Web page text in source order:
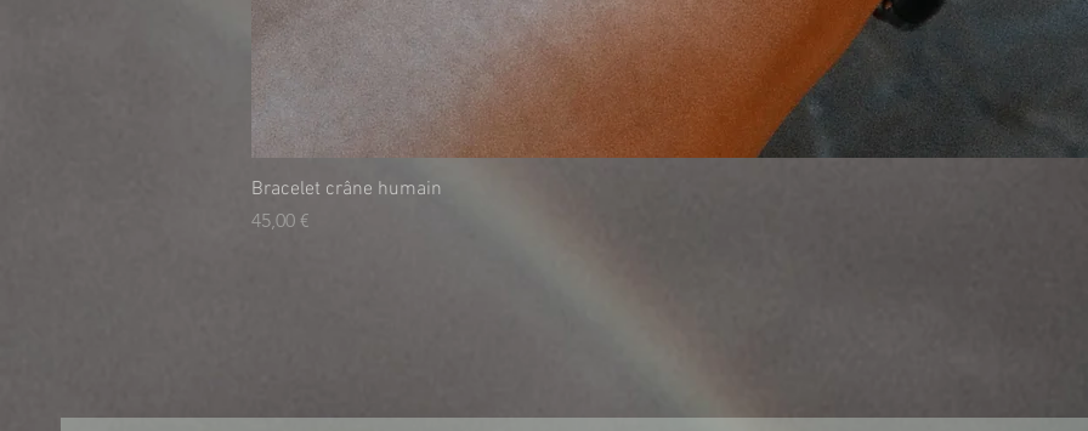
Bracelet crâne humain
Τιμή
45,00 €